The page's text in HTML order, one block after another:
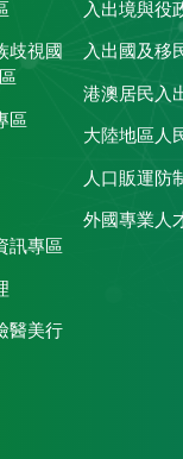
歧視國
區
訊專區
醫美行
入出境與役
入出國及移
港澳居民入
大陸地區人
人口販運防
外國專業人